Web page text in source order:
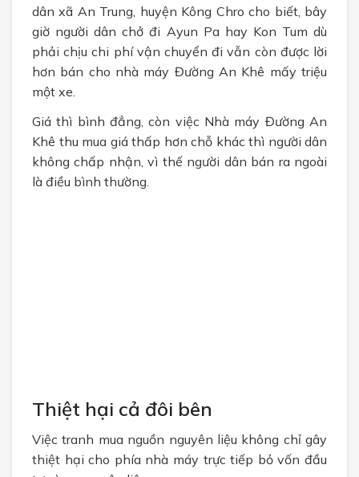
dân xã An Trung, huyện Kông Chro cho biết, bây
giờ người dân chở đi Ayun Pa hay Kon Tum dù
phải chịu chi phí vận chuyển đi vẫn còn được lời
hơn bán cho nhà máy Đường An Khê mấy triệu
một xe.
Giá thì bình đẳng, còn việc Nhà máy Đường An
Khê thu mua giá thấp hơn chỗ khác thì người dân
không chấp nhận, vì thế người dân bán ra ngoài
là điều bình thường.
Thiệt hại cả đôi bên
Việc tranh mua nguồn nguyên liệu không chỉ gây
thiệt hại cho phía nhà máy trực tiếp bỏ vốn đầu